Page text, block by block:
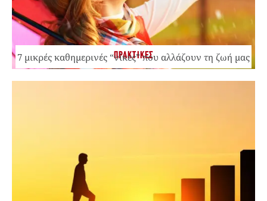
ΠΡΑΚΤΙΚΕΣ
7 μικρές καθημερινές “νίκες” που αλλάζουν τη ζωή μας